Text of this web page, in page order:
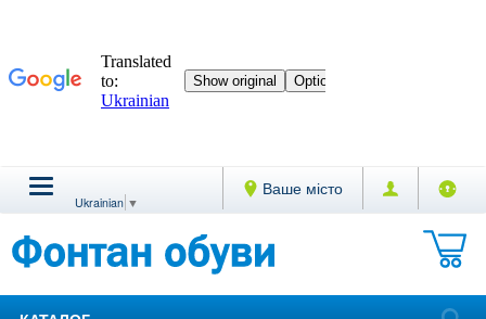
Ваше місто
Ukrainian ▼